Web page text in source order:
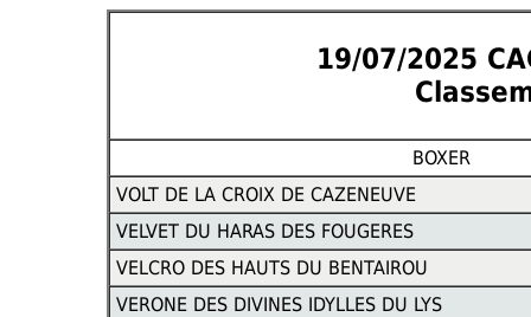
19/07/2025
BOXER
VOLT DE LA CROIX DE CAZENEUVE
VELVET DU HARAS DES FOUGERES
VELCRO DES HAUTS DU BENTAIROU
VERONE DES DIVINES IDYLLES DU LYS